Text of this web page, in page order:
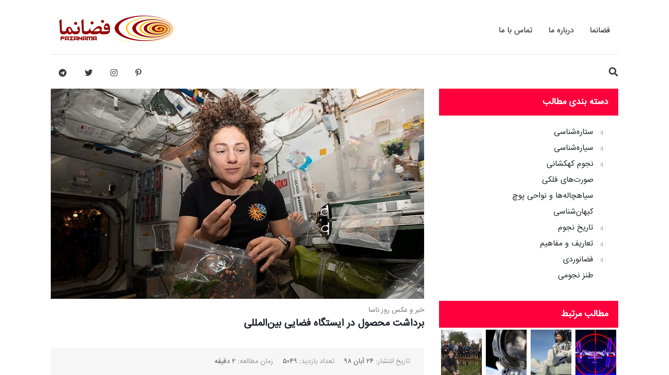
فضانما درباره ما تماس با ما
خبر و عکس روز ناسا
برداشت محصول در ایستگاه فضایی بین‌المللی
تاریخ انتشار: ۲۴ آبان ۹۸ تعداد بازدید: ۵۰۴۹ زمان مطالعه: ۲ دقیقه
دسته بندی مطالب
ستاره‌شناسی
سیاره‌شناسی
نجوم کهکشانی
صورت‌های فلکی
سیاهچاله‌ها و نواحی پوچ
کیهان‌شناسی
تاریخ نجوم
تعاریف و مفاهیم
فضانوردی
طنز نجومی
مطالب مرتبط